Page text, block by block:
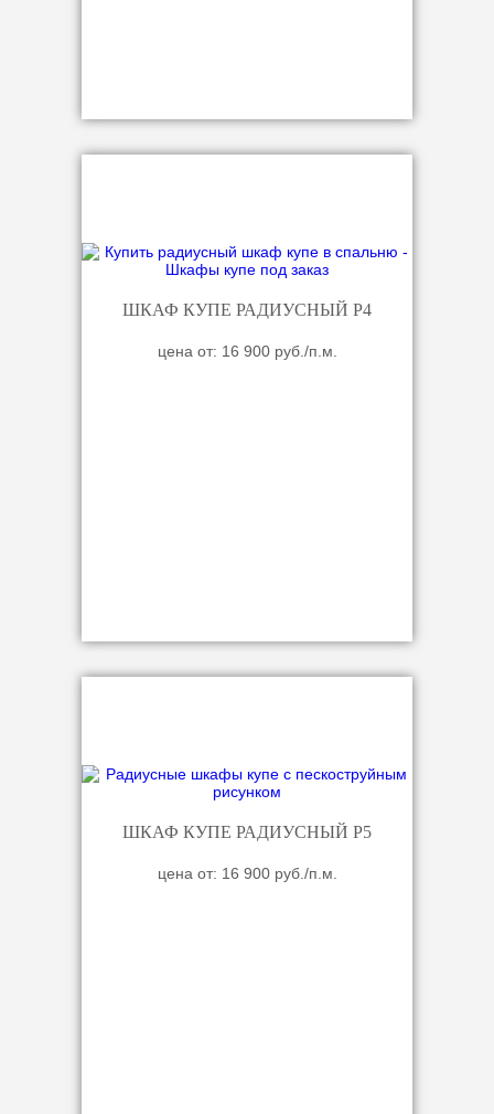
ШКАФ КУПЕ РАДИУСНЫЙ Р4
цена от: 16 900 руб./п.м.
ШКАФ КУПЕ РАДИУСНЫЙ Р5
цена от: 16 900 руб./п.м.